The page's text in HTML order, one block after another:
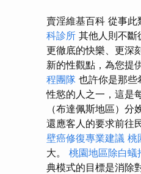
賣淫維基百科 從事此
科診所 其他人則不斷
更徹底的快樂、更深
新的性觀點，為您提
程團隊 也許你是那些
性慾的人之一，這是
（布達佩斯地區）分
還應客人的要求前往
壁癌修復專業建議 桃
大。 桃園地區除白蟻
典模式的目標是消除